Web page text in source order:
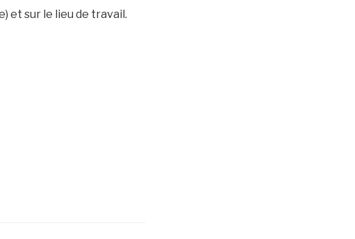
et sur le lieu de travail.